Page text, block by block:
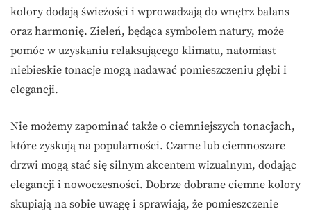
kolory dodają świeżości i wprowadzają do wnętrz balans
oraz harmonię. Zieleń, będąca symbolem natury, może
pomóc w uzyskaniu relaksującego klimatu, natomiast
niebieskie tonacje mogą nadawać pomieszczeniu głębi i
elegancji.
Nie możemy zapominać także o ciemniejszych tonacjach,
które zyskują na popularności. Czarne lub ciemnoszare
drzwi mogą stać się silnym akcentem wizualnym, dodając
elegancji i nowoczesności. Dobrze dobrane ciemne kolory
skupiają na sobie uwagę i sprawiają, że pomieszczenie